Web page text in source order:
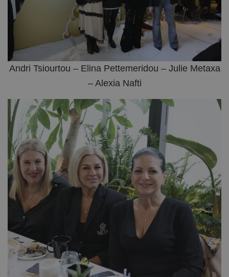
Andri Tsiourtou – Elina Pettemeridou – Julie Metaxa
– Alexia Nafti